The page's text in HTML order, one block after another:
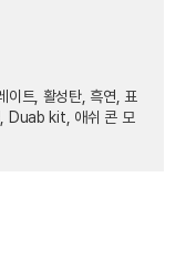
이트, 활성탄, 흑연, 표
, Duab kit, 애쉬 콘 모